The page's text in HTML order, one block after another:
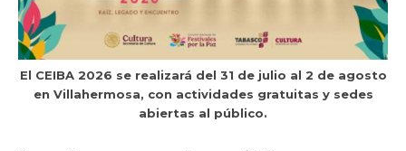
El CEIBA 2026 se realizará del 31 de julio al 2 de agosto
en Villahermosa, con actividades gratuitas y sedes
abiertas al público.